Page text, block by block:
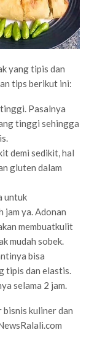
yang tipis dan
tips berikut ini:
Pasalnya
tinggi sehingga
demi sedikit, hal
gluten dalam
untuk
jam ya. Adonan
membuatkulit
mudah sobek.
bisa
tipis dan elastis.
selama 2 jam.
bisnis kuliner dan